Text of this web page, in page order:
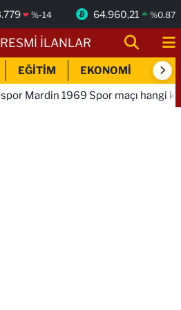
%-14 64.960,21 %0.87
RESMİ İLANLAR
EĞİTİM EKONOMİ
maçı hangi kanalda saat kaçta!